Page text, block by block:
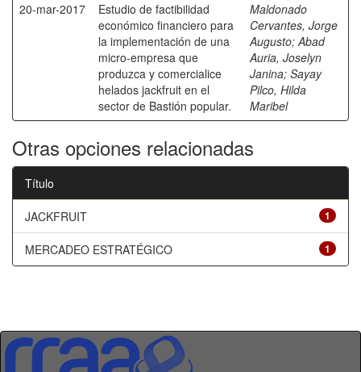
20-mar-2017
Estudio de factibilidad
económico financiero para
la implementación de una
micro-empresa que
produzca y comercialice
helados jackfruit en el
sector de Bastión popular.
Maldonado
Cervantes, Jorge
Augusto;Abad
Auria, Joselyn
Janina; Sayay
Pilco, Hilda
Maribel
Otras opciones relacionadas
Título
1
JACKFRUIT
1
MERCADEO ESTRATÉGICO